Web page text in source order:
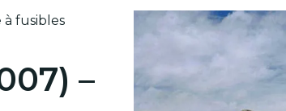
à fusibles
–